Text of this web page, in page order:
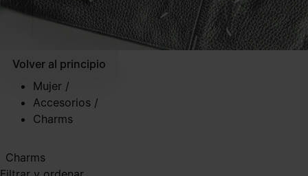
Volver al principio
Mujer /
Accesorios /
Charms
Charms